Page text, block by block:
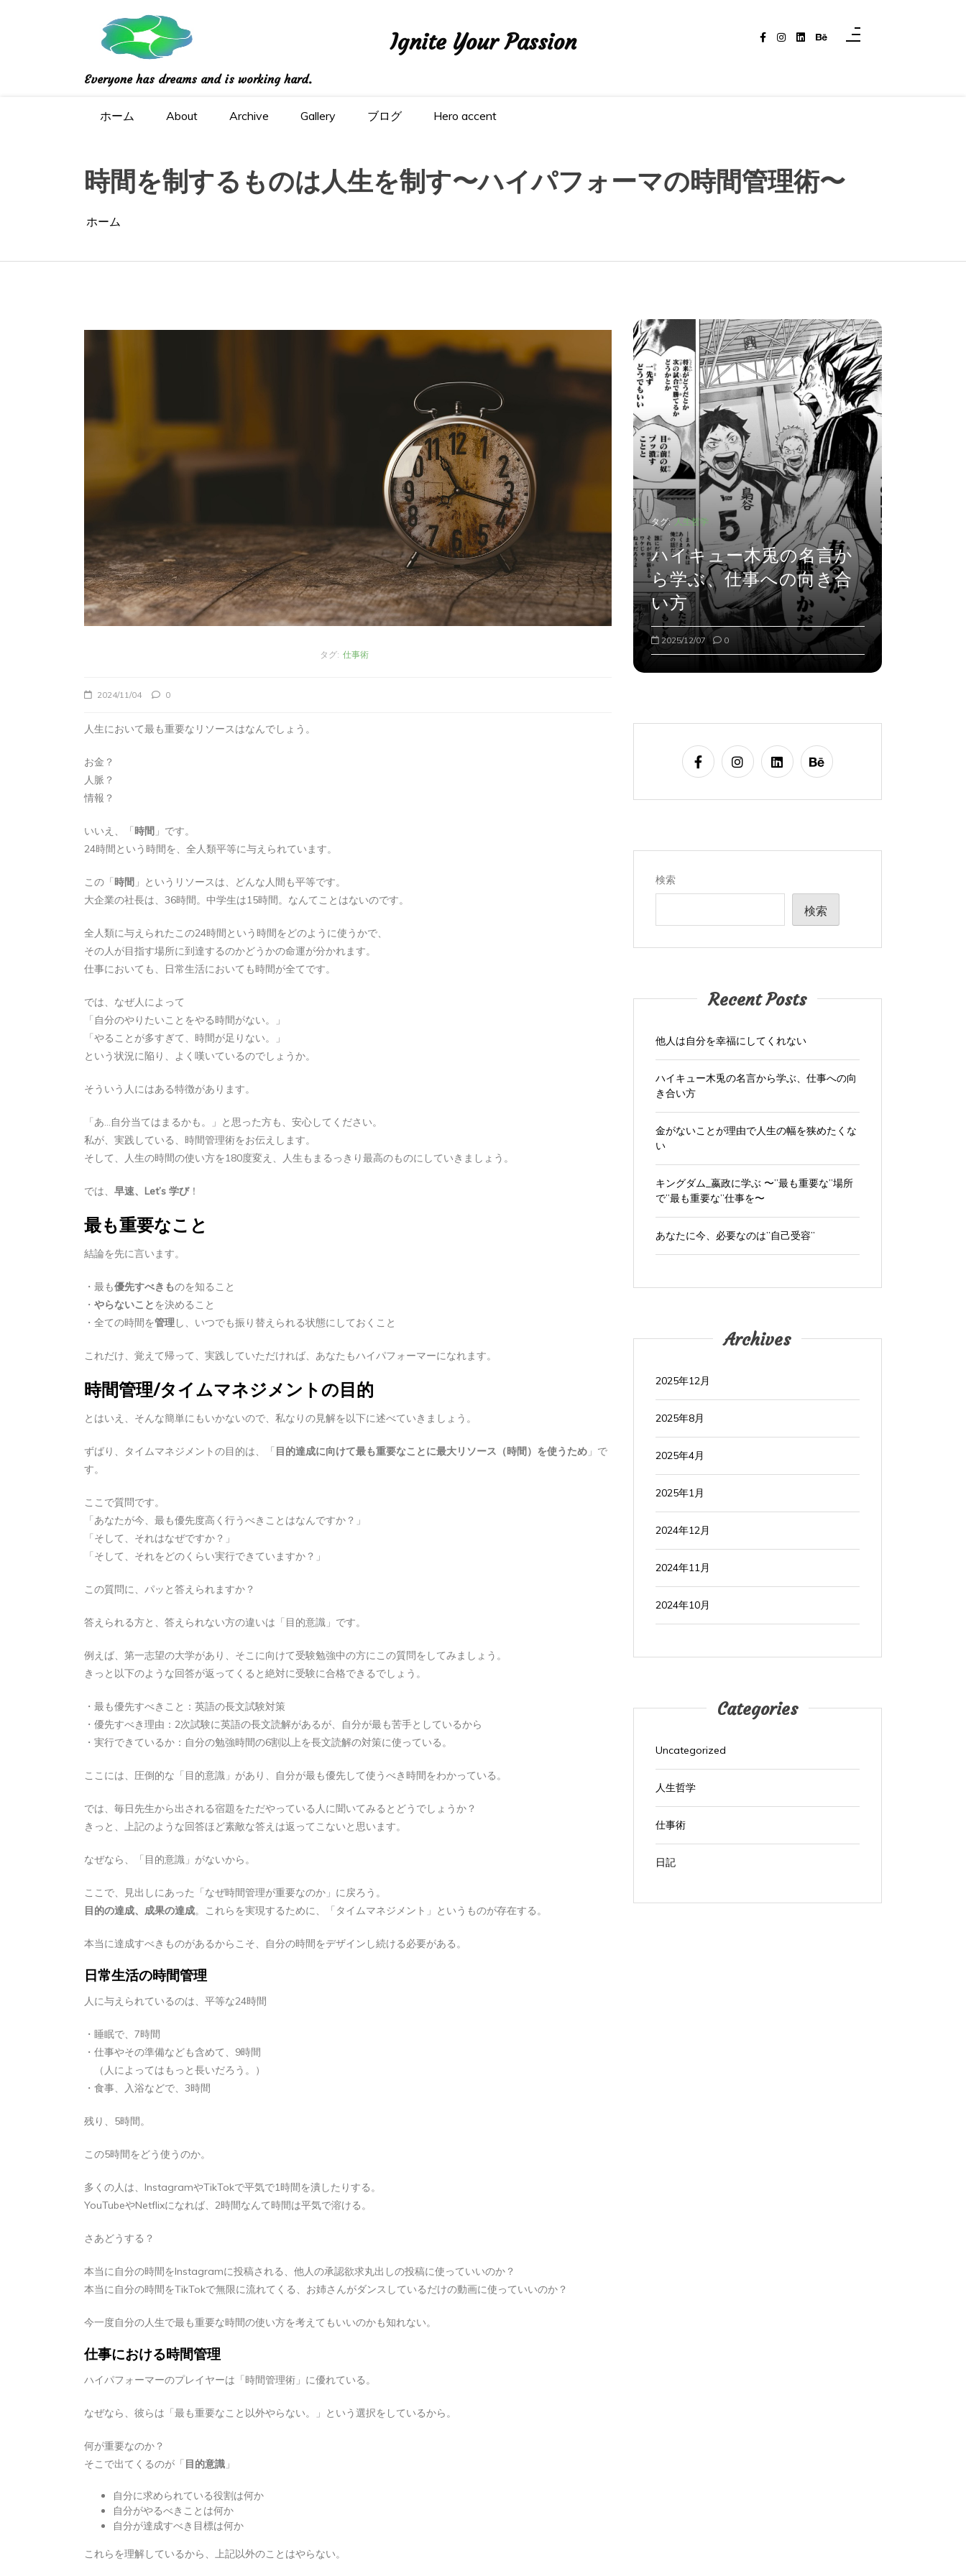
Ignite Your Passion
Everyone has dreams and is working hard.
ホーム About Archive Gallery ブログ Hero accent
時間を制するものは人生を制す〜ハイパフォーマの時間管理術〜
ホーム
タグ: 仕事術
2024/11/04 0
人生において最も重要なリソースはなんでしょう。
お金？
人脈？
情報？
いいえ、「時間 」です。
24時間という時間を、全人類平等に与えられています。
この「時間 」というリソースは、どんな人間も平等です。
大企業の社長は、36時間。中学生は15時間。なんてことはないのです。
全人類に与えられたこの24時間という時間をどのように使うかで、
その人が目指す場所に到達するのかどうかの命運が分かれます。
仕事においても、日常生活においても時間が全てです。
では、なぜ人によって
「自分のやりたいことをやる時間がない。」
「やることが多すぎて、時間が足りない。」
という状況に陥り、よく嘆いているのでしょうか。
そういう人にはある特徴があります。
「あ…自分当てはまるかも。」と思った方も、安心してください。
私が、実践している、時間管理術をお伝えします。
そして、人生の時間の使い方を180度変え、人生もまるっきり最高のものにしていきましょう。
では、 早速、Let’s 学び！
最も重要なこと
結論を先に言います。
・最も優先すべきものを知ること
・ やらないことを決めること
・全ての時間を管理し、いつでも振り替えられる状態にしておくこと
これだけ、覚えて帰って、実践していただければ、あなたもハイパフォーマーになれます。
時間管理/タイムマネジメントの目的
とはいえ、そんな簡単にもいかないので、私なりの見解を以下に述べていきましょう。
ずばり、タイムマネジメントの目的は、「目的達成に向けて最も重要なことに最大リソース（時間）を使うため 」で
す。
ここで質問です。
「あなたが今、最も優先度高く行うべきことはなんですか？」
「そして、それはなぜですか？」
「そして、それをどのくらい実行できていますか？」
この質問に、パッと答えられますか？
答えられる方と、答えられない方の違いは「目的意識」です。
例えば、第一志望の大学があり、そこに向けて受験勉強中の方にこの質問をしてみましょう。
きっと以下のような回答が返ってくると絶対に受験に合格できるでしょう。
・最も優先すべきこと：英語の長文試験対策
・優先すべき理由：2次試験に英語の長文読解があるが、自分が最も苦手としているから
・実行できているか：自分の勉強時間の6割以上を長文読解の対策に使っている。
ここには、圧倒的な「目的意識」があり、自分が最も優先して使うべき時間をわかっている。
では、毎日先生から出される宿題をただやっている人に聞いてみるとどうでしょうか？
きっと、上記のような回答ほど素敵な答えは返ってこないと思います。
なぜなら、「目的意識」がないから。
ここで、見出しにあった「なぜ時間管理が重要なのか」に戻ろう。
目的の達成、成果の達成。これらを実現するために、「タイムマネジメント」というものが存在する。
本当に達成すべきものがあるからこそ、自分の時間をデザインし続ける必要がある。
日常生活の時間管理
人に与えられているのは、平等な24時間
・睡眠で、7時間
・仕事やその準備なども含めて、9時間
（人によってはもっと長いだろう。）
・食事、入浴などで、3時間
残り、5時間。
この5時間をどう使うのか。
多くの人は、InstagramやTikTokで平気で1時間を潰したりする。
YouTubeやNetflixになれば、2時間なんて時間は平気で溶ける。
さあどうする？
本当に自分の時間をInstagramに投稿される、他人の承認欲求丸出しの投稿に使っていいのか？
本当に自分の時間をTikTokで無限に流れてくる、お姉さんがダンスしているだけの動画に使っていいのか？
今一度自分の人生で最も重要な時間の使い方を考えてもいいのかも知れない。
仕事における時間管理
ハイパフォーマーのプレイヤーは「時間管理術」に優れている。
なぜなら、彼らは「最も重要なこと以外やらない。」という選択をしているから。
何が重要なのか？
そこで出てくるのが「目的意識 」
自分に求められている役割は何か
自分がやるべきことは何か
自分が達成すべき目標は何か
これらを理解しているから、上記以外のことはやらない。
ハイキュー木兎の名言か
ら学ぶ、仕事への向き合
い方
タグ: 人生哲学
他人は自分を幸福にして
くれない
タグ: 人生哲学
ハイキュー木兎の名言か
ら学ぶ、仕事への向き合
い方
2025/12/07 0
検索
検索
Recent Posts
他人は自分を幸福にしてくれない
ハイキュー木兎の名言から学ぶ、仕事への向
き合い方
金がないことが理由で人生の幅を狭めたくな
い
キングダム_嬴政に学ぶ 〜”最も重要な”場所
で”最も重要な”仕事を〜
あなたに今、必要なのは”自己受容”
Archives
2025年12月
2025年8月
2025年4月
2025年1月
2024年12月
2024年11月
2024年10月
Categories
Uncategorized
人生哲学
仕事術
日記